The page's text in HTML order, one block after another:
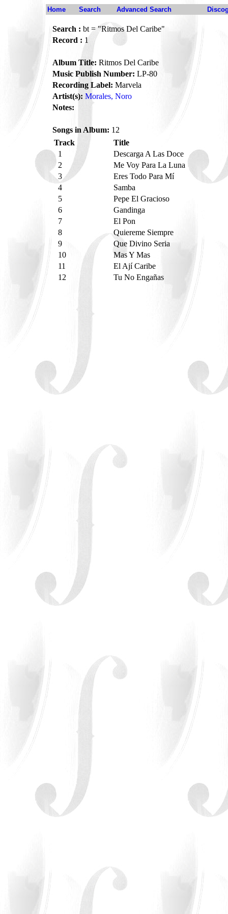
Home Search Advanced Search
Search : bt = "Ritmos Del Caribe"
Record : 1
Album Title: Ritmos Del Caribe
Music Publish Number: LP-80
Recording Label: Marvela
Artist(s): Morales, Noro
Notes:
Songs in Album: 12
Track
Title
1
Descarga A Las Doce
2
Me Voy Para La Luna
3
Eres Todo Para Mí
4
Samba
5
Pepe El Gracioso
6
Gandinga
7
El Pon
8
Quiereme Siempre
9
Que Divino Seria
10
Mas Y Mas
11
El Ají Caribe
12
Tu No Engañas